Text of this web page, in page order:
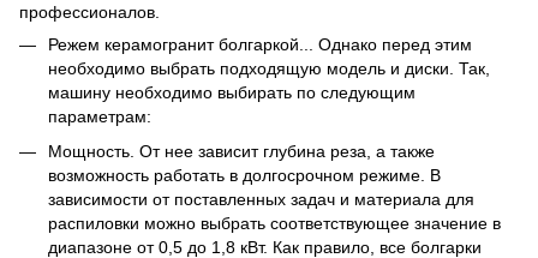
профессионалов.
Режем керамогранит болгаркой... Однако перед этим
необходимо выбрать подходящую модель и диски. Так,
машину необходимо выбирать по следующим
параметрам:
Мощность. От нее зависит глубина реза, а также
возможность работать в долгосрочном режиме. В
зависимости от поставленных задач и материала для
распиловки можно выбрать соответствующее значение в
диапазоне от 0,5 до 1,8 кВт. Как правило, все болгарки